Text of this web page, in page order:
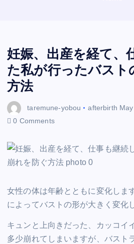
妊娠、出産を経て、
た私が行ったバスト
方法
taremune-yobou afterbirth
0 Comments
女性の体は年齢とともに変化しま
によってバストの形が大きく変化
キュンと上向きだった、カッコイ
多少崩れてしまいますが、バスト